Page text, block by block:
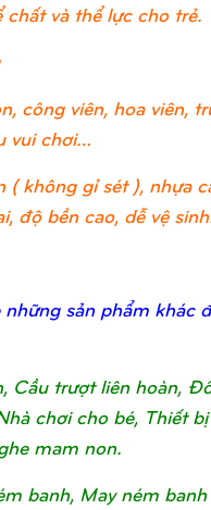
và thể lực cho trẻ.
công viên, hoa viên,
vui chơi…
( không gỉ sét ), nhựa
độ bền cao, dễ vệ
sản phẩm khác
Cầu trượt liên hoàn,
chơi cho bé, Thiết
mam non.
banh, May ném